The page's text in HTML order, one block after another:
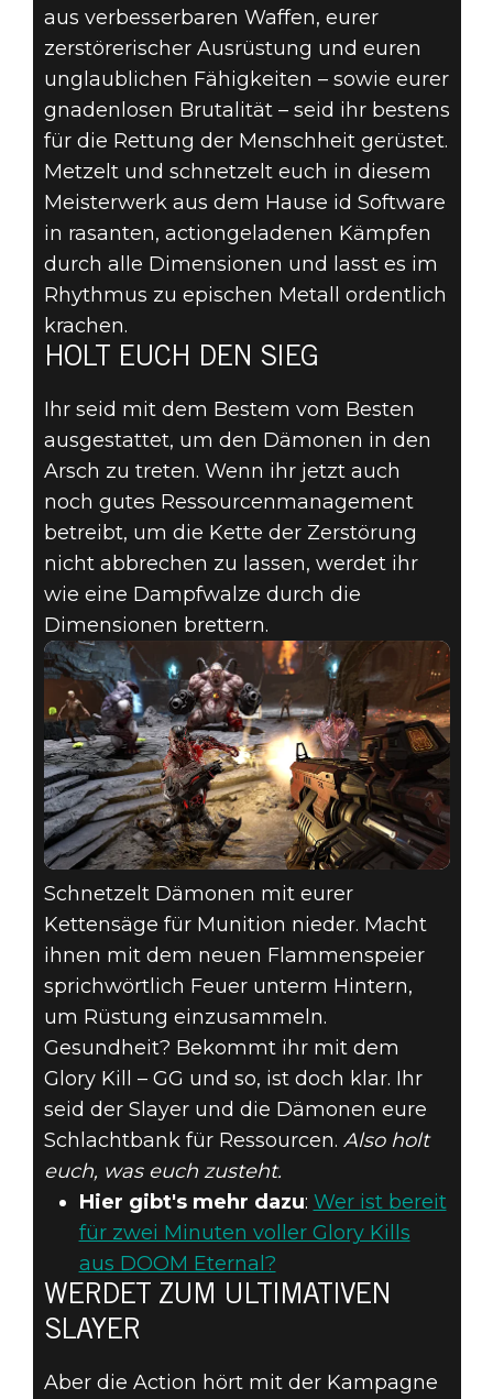
aus verbesserbaren Waffen, eurer
zerstörerischer Ausrüstung und euren
unglaublichen Fähigkeiten – sowie eurer
gnadenlosen Brutalität – seid ihr bestens
für die Rettung der Menschheit gerüstet.
Metzelt und schnetzelt euch in diesem
Meisterwerk aus dem Hause id Software
in rasanten, actiongeladenen Kämpfen
durch alle Dimensionen und lasst es im
Rhythmus zu epischen Metall ordentlich
krachen.
HOLT EUCH DEN SIEG
Ihr seid mit dem Bestem vom Besten
ausgestattet, um den Dämonen in den
Arsch zu treten. Wenn ihr jetzt auch
noch gutes Ressourcenmanagement
betreibt, um die Kette der Zerstörung
nicht abbrechen zu lassen, werdet ihr
wie eine Dampfwalze durch die
Dimensionen brettern.
Schnetzelt Dämonen mit eurer
Kettensäge für Munition nieder. Macht
ihnen mit dem neuen Flammenspeier
sprichwörtlich Feuer unterm Hintern,
um Rüstung einzusammeln.
Gesundheit? Bekommt ihr mit dem
Glory Kill – GG und so, ist doch klar. Ihr
seid der Slayer und die Dämonen eure
Schlachtbank für Ressourcen. Also holt
euch, was euch zusteht.
Hier gibt's mehr dazu: Wer ist bereit
für zwei Minuten voller Glory Kills
aus DOOM Eternal?
WERDET ZUM ULTIMATIVEN
SLAYER
Aber die Action hört mit der Kampagne